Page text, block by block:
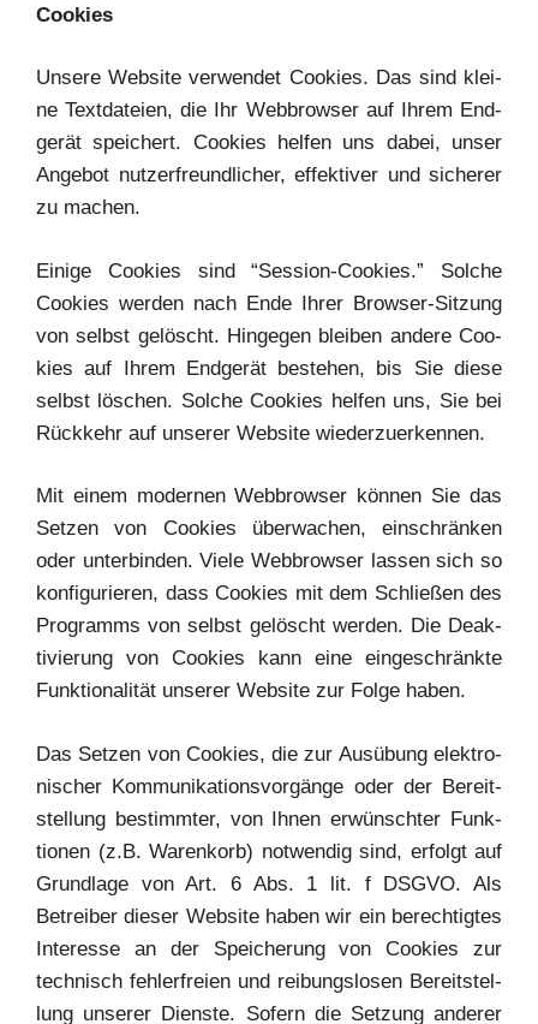
Coo­kies
Unse­re Web­site ver­wen­det Coo­kies. Das sind klei­
ne Text­da­tei­en, die Ihr Web­brow­ser auf Ihrem End­
ge­rät spei­chert. Coo­kies hel­fen uns dabei, unser
Ange­bot nut­zer­freund­li­cher, effek­ti­ver und siche­rer
zu machen.
Eini­ge Coo­kies sind “Ses­si­on-Coo­kies.” Sol­che
Coo­kies wer­den nach Ende Ihrer Brow­ser-Sit­zung
von selbst gelöscht. Hin­ge­gen blei­ben ande­re Coo­
kies auf Ihrem End­ge­rät bestehen, bis Sie die­se
selbst löschen. Sol­che Coo­kies hel­fen uns, Sie bei
Rück­kehr auf unse­rer Web­site wiederzuerkennen.
Mit einem moder­nen Web­brow­ser kön­nen Sie das
Set­zen von Coo­kies über­wa­chen, ein­schrän­ken
oder unter­bin­den. Vie­le Web­brow­ser las­sen sich so
kon­fi­gu­rie­ren, dass Coo­kies mit dem Schlie­ßen des
Pro­gramms von selbst gelöscht wer­den. Die Deak­
ti­vie­rung von Coo­kies kann eine ein­ge­schränk­te
Funk­tio­na­li­tät unse­rer Web­site zur Fol­ge haben.
Das Set­zen von Coo­kies, die zur Aus­übung elek­tro­
ni­scher Kom­mu­ni­ka­ti­ons­vor­gän­ge oder der Bereit­
stel­lung bestimm­ter, von Ihnen erwünsch­ter Funk­
tio­nen (z.B. Waren­korb) not­wen­dig sind, erfolgt auf
Grund­la­ge von Art. 6 Abs. 1 lit. f DSGVO. Als
Betrei­ber die­ser Web­site haben wir ein berech­tig­tes
Inter­es­se an der Spei­che­rung von Coo­kies zur
tech­nisch feh­ler­frei­en und rei­bungs­lo­sen Bereit­stel­
lung unse­rer Diens­te. Sofern die Set­zung ande­rer